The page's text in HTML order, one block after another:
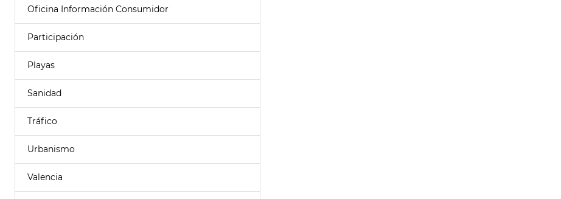
Oficina Información Consumidor
Participación
Playas
Sanidad
Tráfico
Urbanismo
Valencia